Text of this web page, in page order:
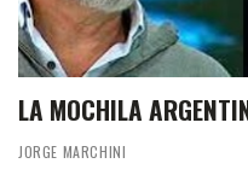
LA MOCHILA
JORGE MARCHINI